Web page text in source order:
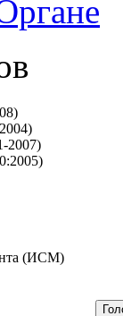
2007)
(ИСМ)